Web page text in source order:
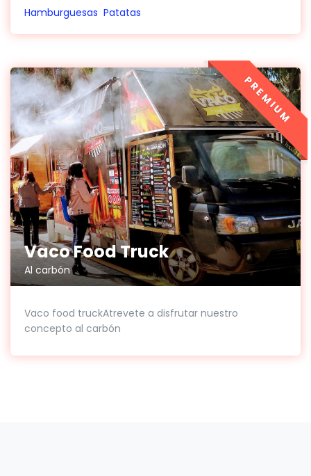
Hamburguesas Patatas
Vaco Food Truck
Al carbón
Vaco food truckAtrevete a disfrutar nuestro
concepto al carbón
PREMIUM